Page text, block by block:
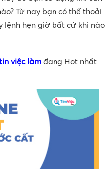
Từ nay bạn có thể thoải
lệnh hẹn giờ bất cứ khi nào
việc làm đang Hot nhất